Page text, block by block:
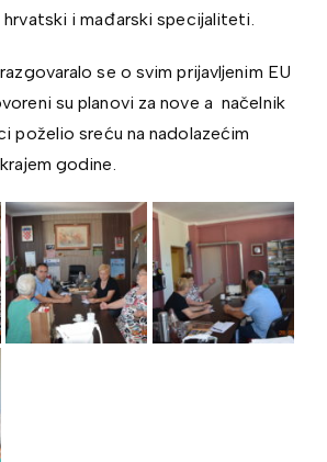
i mađarski specijaliteti.
se o svim prijavljenim EU
su planovi za nove a načelnik
poželio sreću na nadolazećim
godine.